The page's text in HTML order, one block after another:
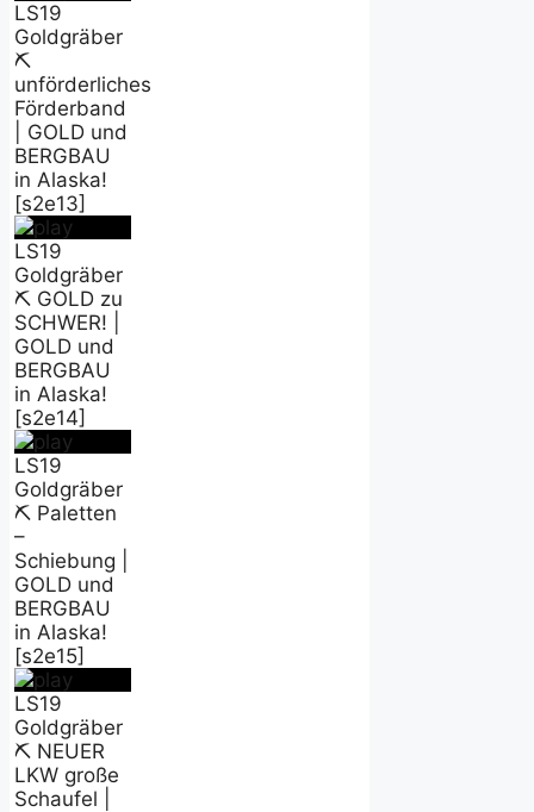
LS19
Goldgräber
⛏️
unförderliches
Förderband
| GOLD und
BERGBAU
in Alaska!
[s2e13]
LS19
Goldgräber
⛏️ GOLD zu
SCHWER! |
GOLD und
BERGBAU
in Alaska!
[s2e14]
LS19
Goldgräber
⛏️ Paletten
–
Schiebung |
GOLD und
BERGBAU
in Alaska!
[s2e15]
LS19
Goldgräber
⛏️ NEUER
LKW große
Schaufel |